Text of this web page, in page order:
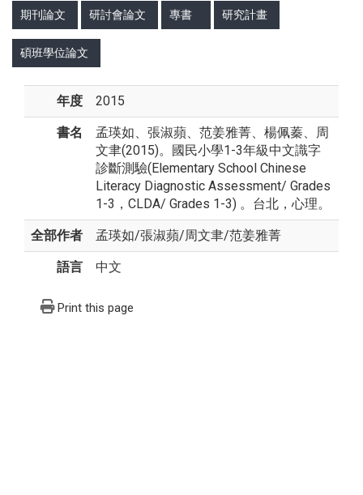
期刊論文 研討會論文 專書 研究計畫
碩班學位論文
年度 2015
書名
孟瑛如、張淑蘋、范姜雅菁、楊佩蓁、周
文聿(2015)。國民小學1-3年級中文識字
診斷測驗(Elementary School Chinese
Literacy Diagnostic Assessment/ Grades
1-3，CLDA/ Grades 1-3) 。台北，心理。
全部作者 孟瑛如/張淑蘋/周文聿/范姜雅菁
語言 中文
Print this page